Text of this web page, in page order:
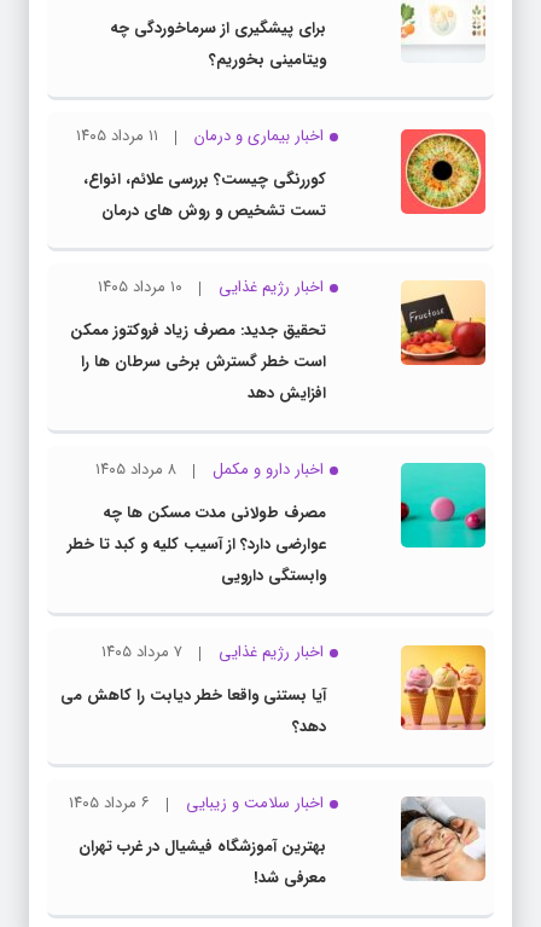
برای پیشگیری از سرماخوردگی چه
ویتامینی بخوریم؟
اخبار بیماری و درمان
۱۱ مرداد ۱۴۰۵
کوررنگی چیست؟ بررسی علائم، انواع،
تست تشخیص و روش های درمان
اخبار رژیم غذایی
۱۰ مرداد ۱۴۰۵
تحقیق جدید: مصرف زیاد فروکتوز ممکن
است خطر گسترش برخی سرطان ها را
افزایش دهد
اخبار دارو و مکمل
۸ مرداد ۱۴۰۵
مصرف طولانی مدت مسکن ها چه
عوارضی دارد؟ از آسیب کلیه و کبد تا خطر
وابستگی دارویی
اخبار رژیم غذایی
۷ مرداد ۱۴۰۵
آیا بستنی واقعا خطر دیابت را کاهش می
دهد؟
اخبار سلامت و زیبایی
۶ مرداد ۱۴۰۵
بهترین آموزشگاه فیشیال در غرب تهران
معرفی شد!